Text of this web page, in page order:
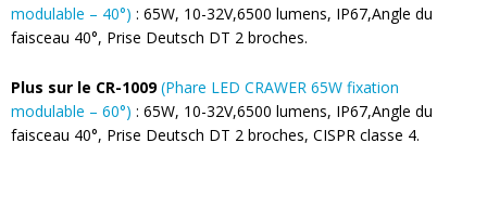
modulable – 40°) : 65W, 10-32V,6500 lumens, IP67,Angle du
faisceau 40°, Prise Deutsch DT 2 broches.
Plus sur le CR-1009 (Phare LED CRAWER 65W fixation
modulable – 60°) : 65W, 10-32V,6500 lumens, IP67,Angle du
faisceau 40°, Prise Deutsch DT 2 broches, CISPR classe 4.